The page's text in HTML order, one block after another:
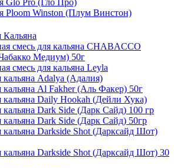
Glo Pro (Гло Про)
Ploom Winston (Плум Винстон)
Кальяна
смесь для кальяна CHABACCO
Медиум) 50г
смесь для кальяна Leyla
кальяна Adalya (Адалия)
кальяна Al Fakher (Аль Факер) 50г
кальяна Daily Hookah (Дейли Хука)
кальяна Dark Side (Дарк Сайд) 100 гр
кальяна Dark Side (Дарк Сайд) 50гр
кальяна Darkside Shot (Дарксайд Шот)
кальяна Darkside Shot (Дарксайд Шот) 30